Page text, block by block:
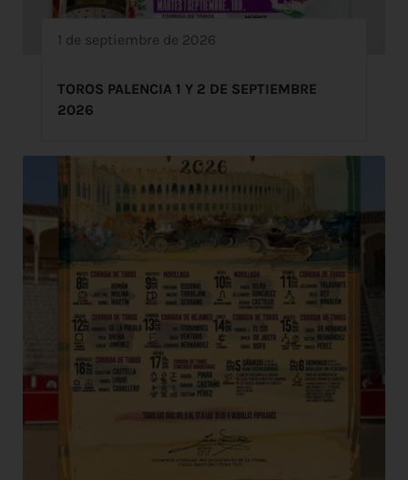
1 de septiembre de 2026
TOROS PALENCIA 1 Y 2 DE SEPTIEMBRE
2026